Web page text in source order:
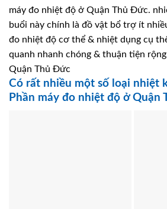
máy đo nhiệt độ ở Quận Thủ Đức.
buổi này chính là đồ vật bổ trợ ít
đo nhiệt độ cơ thể & nhiệt dụng cụ
quanh nhanh chóng & thuận tiện
Quận Thủ Đức
Có rất nhiều một số loại nhiệt
Phần máy đo nhiệt độ ở Quận